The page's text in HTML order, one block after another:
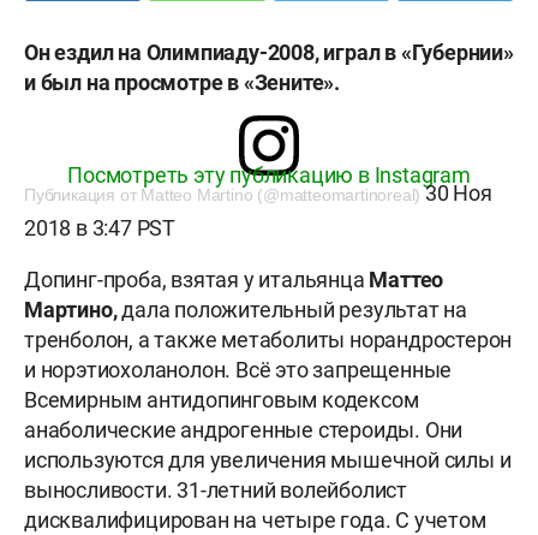
Он ездил на Олимпиаду-2008, играл в «Губернии»
и был на просмотре в «Зените».
Посмотреть эту публикацию в Instagram
Публикация от Matteo Martino (@matteomartinoreal) 30 Ноя
2018 в 3:47 PST
Допинг-проба, взятая у итальянца Маттео
Мартино,дала положительный результат на
тренболон, а также метаболиты норандростерон
и норэтиохоланолон. Всё это запрещенные
Всемирным антидопинговым кодексом
анаболические андрогенные стероиды. Они
используются для увеличения мышечной силы и
выносливости. 31-летний волейболист
дисквалифицирован на четыре года. С учетом